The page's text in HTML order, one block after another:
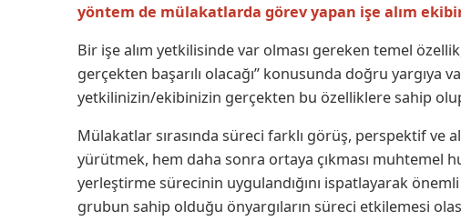
yöntem de mülakatlarda görev yapan işe alım
Bir işe alım yetkilisinde var olması gereken temel
gerçekten başarılı olacağı” konusunda doğru yargıya
yetkilinizin/ekibinizin gerçekten bu özelliklere sahip
Mülakatlar sırasında süreci farklı görüş, perspektif ve
yürütmek, hem daha sonra ortaya çıkması muhtemel
yerleştirme sürecinin uygulandığını ispatlayarak
grubun sahip olduğu önyargıların süreci etkilemesi